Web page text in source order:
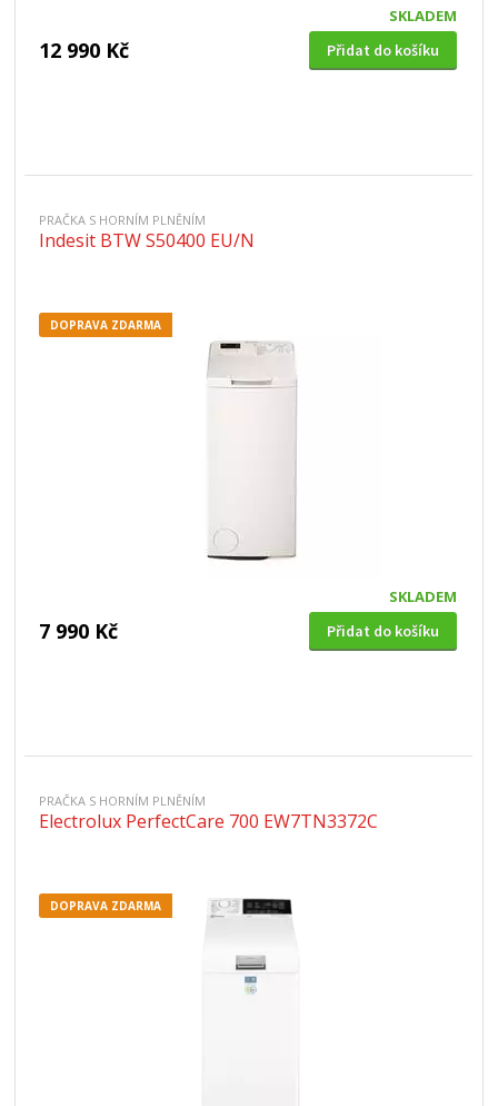
SKLADEM
12 990 Kč Přidat do košíku
PRAČKA S HORNÍM PLNĚNÍM
Indesit BTW S50400 EU/N
DOPRAVA ZDARMA
SKLADEM
7 990 Kč Přidat do košíku
PRAČKA S HORNÍM PLNĚNÍM
Electrolux PerfectCare 700 EW7TN3372C
DOPRAVA ZDARMA